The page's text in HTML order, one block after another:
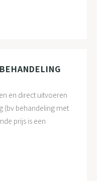
en direct uitvoeren
(bv behandeling met
prijs is een